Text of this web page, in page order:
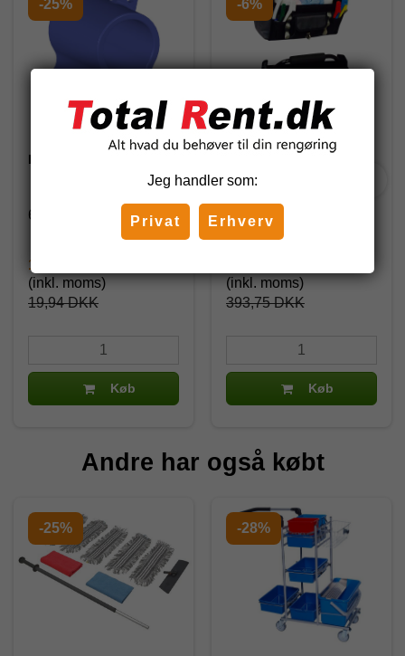
-25%
DIT sækkeclips, blå
602461
19,94 DKK
14,95 DKK
(inkl. moms)
Køb
-6%
rengøringsmidler
TB02BKR
393,75 DKK
(inkl. moms)
Køb
Andre har også købt
-25% -28%
Jeg handler som:
Privat Erhverv